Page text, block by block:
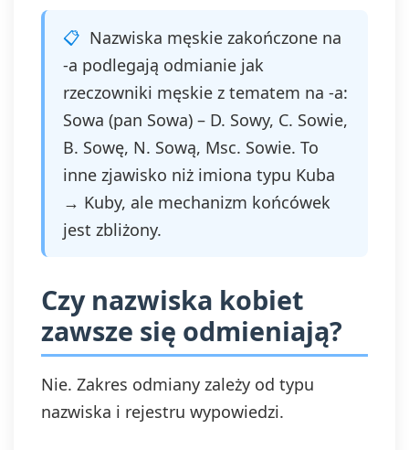
Nazwiska męskie zakończone na
-a podlegają odmianie jak
rzeczowniki męskie z tematem na -a:
Sowa (pan Sowa) – D. Sowy, C. Sowie,
B. Sowę, N. Sową, Msc. Sowie. To
inne zjawisko niż imiona typu Kuba
→ Kuby, ale mechanizm końcówek
jest zbliżony.
Czy nazwiska kobiet
zawsze się odmieniają?
Nie. Zakres odmiany zależy od typu
nazwiska i rejestru wypowiedzi.